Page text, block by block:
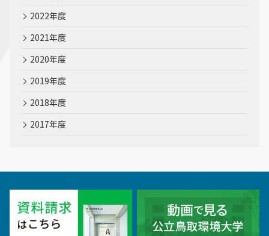
2022年度
2021年度
2020年度
2019年度
2018年度
2017年度